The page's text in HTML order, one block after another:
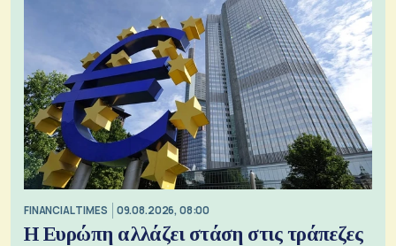
FINANCIAL TIMES 09.08.2026, 08:00
Η Ευρώπη αλλάζει στάση στις τράπεζες